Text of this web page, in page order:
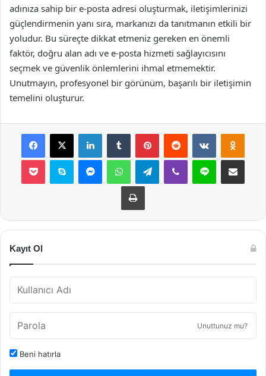
adınıza sahip bir e-posta adresi oluşturmak, iletişimlerinizi
güçlendirmenin yanı sıra, markanızı da tanıtmanın etkili bir
yoludur. Bu süreçte dikkat etmeniz gereken en önemli
faktör, doğru alan adı ve e-posta hizmeti sağlayıcısını
seçmek ve güvenlik önlemlerini ihmal etmemektir.
Unutmayın, profesyonel bir görünüm, başarılı bir iletişimin
temelini oluşturur.
Facebook
X LinkedInTumblr PinterestReddit VKontakte
Pocket Skype MessengerWhatsAppTelegramViber Line E-Posta ile
Yazdır
Kayıt Ol
Unuttunuz mu?
Beni hatırla